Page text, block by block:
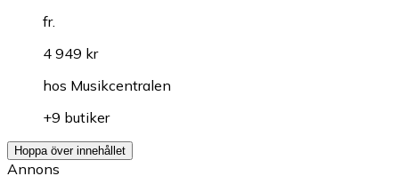
fr.
4 949 kr
hos Musikcentralen
+9 butiker
Hoppa över innehållet
Annons